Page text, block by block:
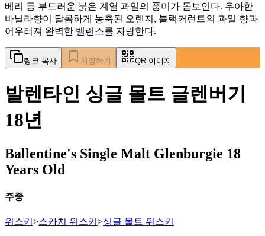
베리 등 부드러운 붉은 계열 과일의 풍미가 돋보인다. 우아한
바닐라향이 달콤하게 농축된 오렌지, 블랙커런트의 과일 향과
어우러져 완벽한 밸런스를 자랑한다.
링크 복사 저장하기 QR 이미지
발렌타인 싱글 몰트 글렌버기
18년
Ballentine's Single Malt Glenburgie 18
Years Old
주종
위스키 >스카치 위스키 >싱글 몰트 위스키